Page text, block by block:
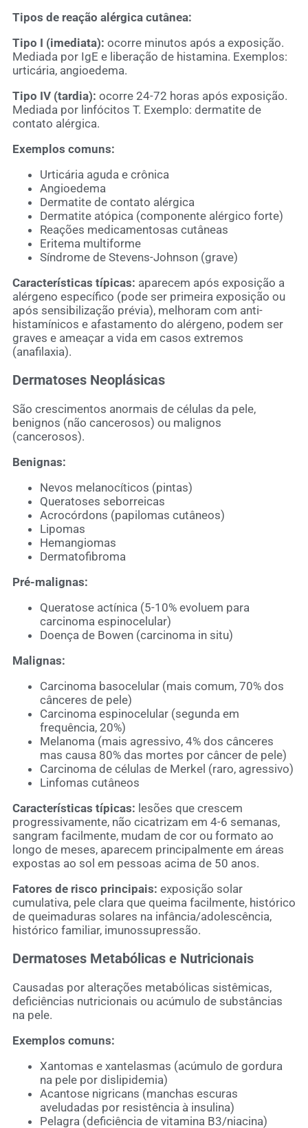
Tipos de reação alérgica cutânea:
Tipo I (imediata): ocorre minutos após a exposição.
Mediada por IgE e liberação de histamina. Exemplos:
urticária, angioedema.
Tipo IV (tardia): ocorre 24-72 horas após exposição.
Mediada por linfócitos T. Exemplo: dermatite de
contato alérgica.
Exemplos comuns:
Urticária aguda e crônica
Angioedema
Dermatite de contato alérgica
Dermatite atópica (componente alérgico forte)
Reações medicamentosas cutâneas
Eritema multiforme
Síndrome de Stevens-Johnson (grave)
Características típicas: aparecem após exposição a
alérgeno específico (pode ser primeira exposição ou
após sensibilização prévia), melhoram com anti-
histamínicos e afastamento do alérgeno, podem ser
graves e ameaçar a vida em casos extremos
(anafilaxia).
Dermatoses Neoplásicas
São crescimentos anormais de células da pele,
benignos (não cancerosos) ou malignos
(cancerosos).
Benignas:
Nevos melanocíticos (pintas)
Queratoses seborreicas
Acrocórdons (papilomas cutâneos)
Lipomas
Hemangiomas
Dermatofibroma
Pré-malignas:
Queratose actínica (5-10% evoluem para
carcinoma espinocelular)
Doença de Bowen (carcinoma in situ)
Malignas:
Carcinoma basocelular (mais comum, 70% dos
cânceres de pele)
Carcinoma espinocelular (segunda em
frequência, 20%)
Melanoma (mais agressivo, 4% dos cânceres
mas causa 80% das mortes por câncer de pele)
Carcinoma de células de Merkel (raro, agressivo)
Linfomas cutâneos
Características típicas: lesões que crescem
progressivamente, não cicatrizam em 4-6 semanas,
sangram facilmente, mudam de cor ou formato ao
longo de meses, aparecem principalmente em áreas
expostas ao sol em pessoas acima de 50 anos.
Fatores de risco principais: exposição solar
cumulativa, pele clara que queima facilmente, histórico
de queimaduras solares na infância/adolescência,
histórico familiar, imunossupressão.
Dermatoses Metabólicas e Nutricionais
Causadas por alterações metabólicas sistêmicas,
deficiências nutricionais ou acúmulo de substâncias
na pele.
Exemplos comuns:
Xantomas e xantelasmas (acúmulo de gordura
na pele por dislipidemia)
Acantose nigricans (manchas escuras
aveludadas por resistência à insulina)
Pelagra (deficiência de vitamina B3/niacina)